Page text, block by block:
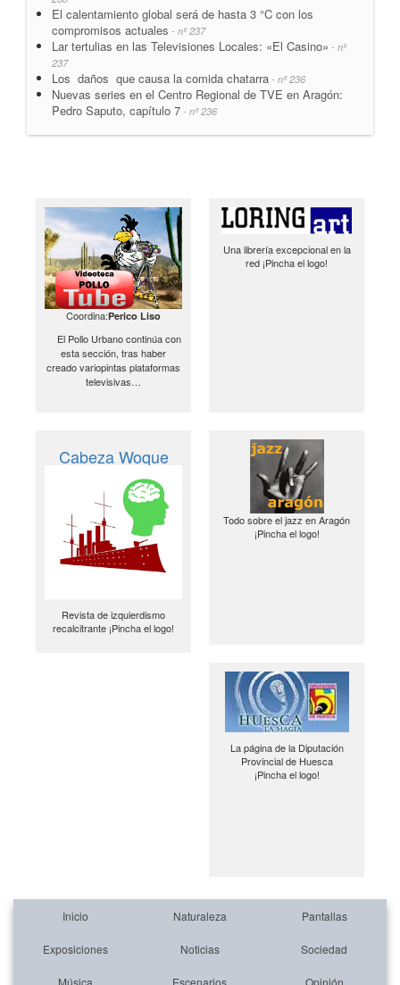
El calentamiento global será de hasta 3 °C con los
compromisos actuales - nº 237
Lar tertulias en las Televisiones Locales: «El Casino» - nº
237
Los daños que causa la comida chatarra - nº 236
Nuevas series en el Centro Regional de TVE en Aragón:
Pedro Saputo, capítulo 7 - nº 236
Coordina:Perico Liso
El Pollo Urbano continúa con
esta sección, tras haber
creado variopintas plataformas
televisivas…
Una librería excepcional en la
red ¡Pincha el logo!
Cabeza Woque
Revista de izquierdismo
recalcitrante ¡Pincha el logo!
Todo sobre el jazz en Aragón
¡Pincha el logo!
La página de la Diputación
Provincial de Huesca
¡Pincha el logo!
Inicio Naturaleza Pantallas
Exposiciones Noticias Sociedad
Música Escenarios Opinión